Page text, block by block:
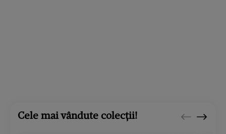
Cele mai vândute colecții!